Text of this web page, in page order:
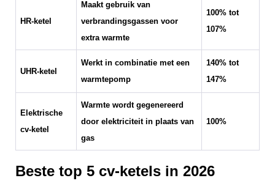
HR-ketel
Maakt gebruik van
verbrandingsgassen voor
extra warmte
100% tot
107%
UHR-ketel
Werkt in combinatie met een
warmtepomp
140% tot
147%
Elektrische
cv-ketel
Warmte wordt gegenereerd
door elektriciteit in plaats van
gas
100%
Beste top 5 cv-ketels in 2026